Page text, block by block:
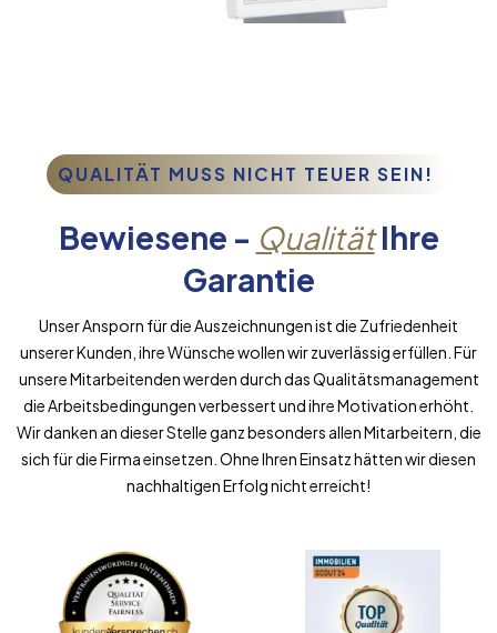
QUALITÄT MUSS NICHT TEUER SEIN!
Bewiesene - QualitätIhre
Garantie
Unser Ansporn für die Auszeichnungen ist die Zufriedenheit
unserer Kunden, ihre Wünsche wollen wir zuverlässig erfüllen. Für
unsere Mitarbeitenden werden durch das Qualitätsmanagement
die Arbeitsbedingungen verbessert und ihre Motivation erhöht.
Wir danken an dieser Stelle ganz besonders allen Mitarbeitern, die
sich für die Firma einsetzen. Ohne Ihren Einsatz hätten wir diesen
nachhaltigen Erfolg nicht erreicht!